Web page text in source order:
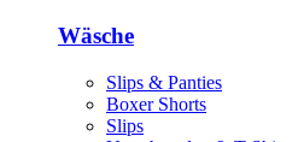
Wäsche
Slips & Panties
Boxer Shorts
Slips